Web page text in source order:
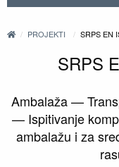
PROJEKTI SRPS EN
SRPS
Ambalaža —
— Ispitivanje
ambalažu i za